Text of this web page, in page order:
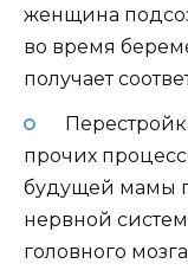
женщина
во время
получает
прочих
будущей мамы
нервной
головного